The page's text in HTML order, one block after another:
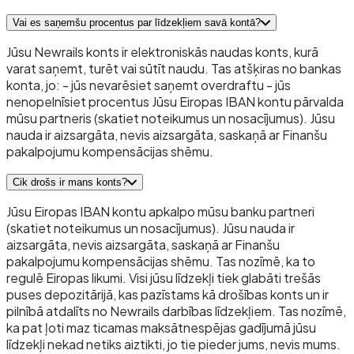
Vai es saņemšu procentus par līdzekļiem savā kontā?
Jūsu Newrails konts ir elektroniskās naudas konts, kurā
varat saņemt, turēt vai sūtīt naudu. Tas atšķiras no bankas
konta, jo: - jūs nevarēsiet saņemt overdraftu - jūs
nenopelnīsiet procentus Jūsu Eiropas IBAN kontu pārvalda
mūsu partneris (skatiet noteikumus un nosacījumus). Jūsu
nauda ir aizsargāta, nevis aizsargāta, saskaņā ar Finanšu
pakalpojumu kompensācijas shēmu.
Cik drošs ir mans konts?
Jūsu Eiropas IBAN kontu apkalpo mūsu banku partneri
(skatiet noteikumus un nosacījumus). Jūsu nauda ir
aizsargāta, nevis aizsargāta, saskaņā ar Finanšu
pakalpojumu kompensācijas shēmu. Tas nozīmē, ka to
regulē Eiropas likumi. Visi jūsu līdzekļi tiek glabāti trešās
puses depozitārijā, kas pazīstams kā drošības konts un ir
pilnībā atdalīts no Newrails darbības līdzekļiem. Tas nozīmē,
ka pat ļoti maz ticamas maksātnespējas gadījumā jūsu
līdzekļi nekad netiks aiztikti, jo tie pieder jums, nevis mums.